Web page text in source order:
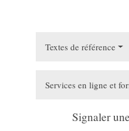
Textes de référence
Services en ligne et
Signaler